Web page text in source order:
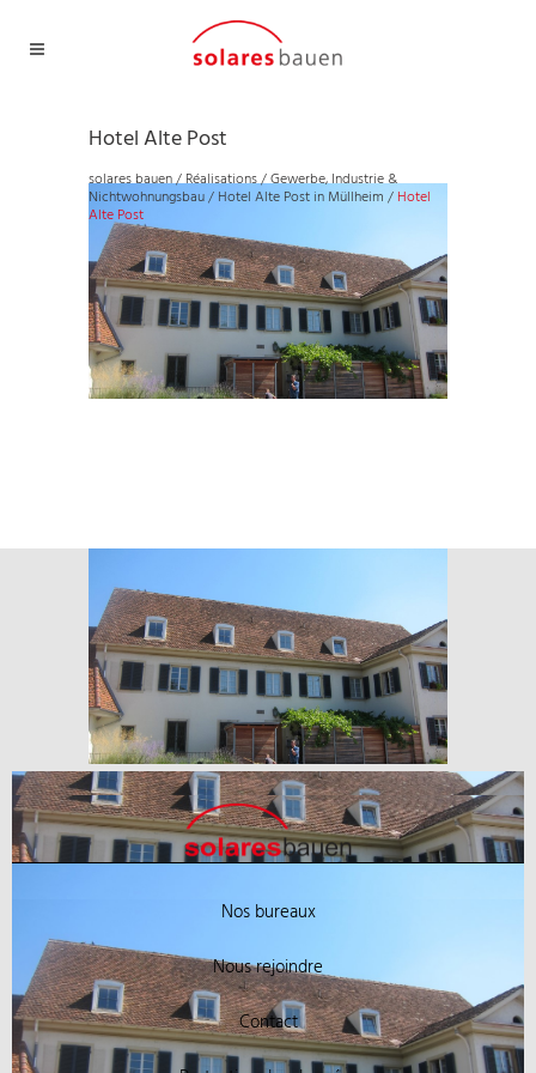
Hotel Alte Post
solares bauen/Réalisations/Gewerbe, Industrie &
Nichtwohnungsbau/ Hotel Alte Post in Müllheim / Hotel
Alte Post
Nos bureaux
Nous rejoindre
Contact